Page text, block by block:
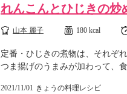
れんこんとひじきの炒
山本 麗子 180 kcal
定番・ひじきの煮物は、それぞ
つま揚げのうまみが加わって、
2021/11/01 きょうの料理レシピ